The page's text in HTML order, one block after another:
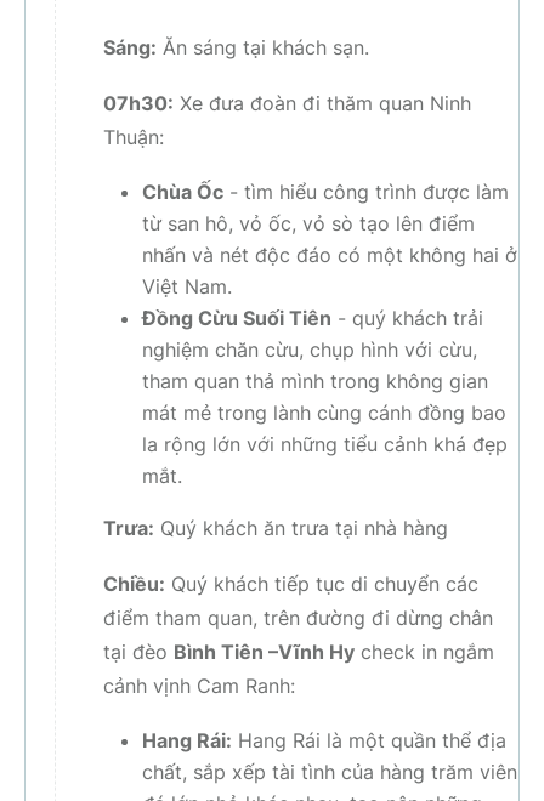
Sáng: Ăn sáng tại khách sạn.
07h30: Xe đưa đoàn đi thăm quan Ninh
Thuận:
Chùa Ốc - tìm hiểu công trình được làm
từ san hô, vỏ ốc, vỏ sò tạo lên điểm
nhấn và nét độc đáo có một không hai ở
Việt Nam.
Đồng Cừu Suối Tiên - quý khách trải
nghiệm chăn cừu, chụp hình với cừu,
tham quan thả mình trong không gian
mát mẻ trong lành cùng cánh đồng bao
la rộng lớn với những tiểu cảnh khá đẹp
mắt.
Trưa: Quý khách ăn trưa tại nhà hàng
Chiều: Quý khách tiếp tục di chuyển các
điểm tham quan, trên đường đi dừng chân
tại đèo Bình Tiên –Vĩnh Hy check in ngắm
cảnh vịnh Cam Ranh:
Hang Rái: Hang Rái là một quần thể địa
chất, sắp xếp tài tình của hàng trăm viên